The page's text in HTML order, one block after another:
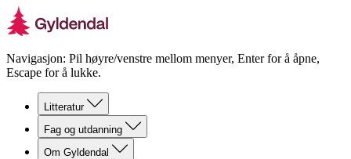
Navigasjon: Pil høyre/venstre mellom menyer, Enter for å åpne,
Escape for å lukke.
Litteratur
Fag og utdanning
Om Gyldendal